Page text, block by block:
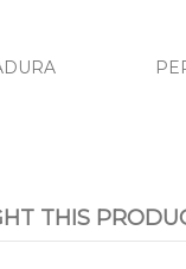
THIS